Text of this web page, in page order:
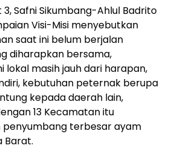
3, Safni Sikumbang-Ahlul Badrito
Visi-Misi menyebutkan
saat ini belum berjalan
diharapkan bersama,
lokal masih jauh dari harapan,
kebutuhan peternak berupa
kepada daerah lain,
13 Kecamatan itu
terbesar ayam
Barat.